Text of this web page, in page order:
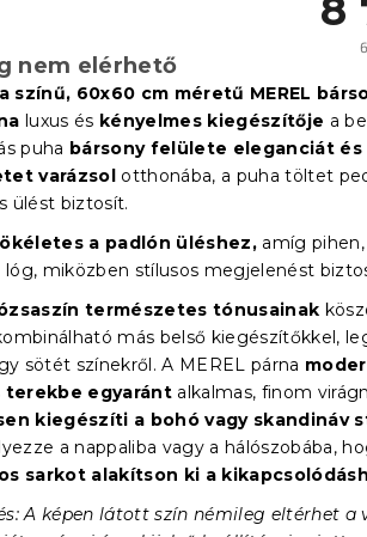
8
nem elérhető
színű, 60x60 cm méretű MEREL
luxus és kényelmes kiegészítője a
puha bársony felülete eleganciát és
varázsol otthonába, a puha töltet
ülést biztosít.
a padlón üléshez, amíg
lóg, miközben stílusos megjelenést
természetes tónusainak
más belső kiegészítőkkel,
sötét színekről. A MEREL párna
terekbe egyaránt alkalmas, finom
kiegészíti a bohó vagy skandináv
a nappaliba vagy a hálószobába,
sarkot alakítson ki a
A képen látott szín némileg eltérhet a